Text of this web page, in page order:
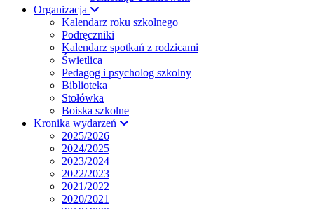
Organizacja
Kalendarz roku szkolnego
Podręczniki
Kalendarz spotkań z rodzicami
Świetlica
Pedagog i psycholog szkolny
Biblioteka
Stołówka
Boiska szkolne
Kronika wydarzeń
2025/2026
2024/2025
2023/2024
2022/2023
2021/2022
2020/2021